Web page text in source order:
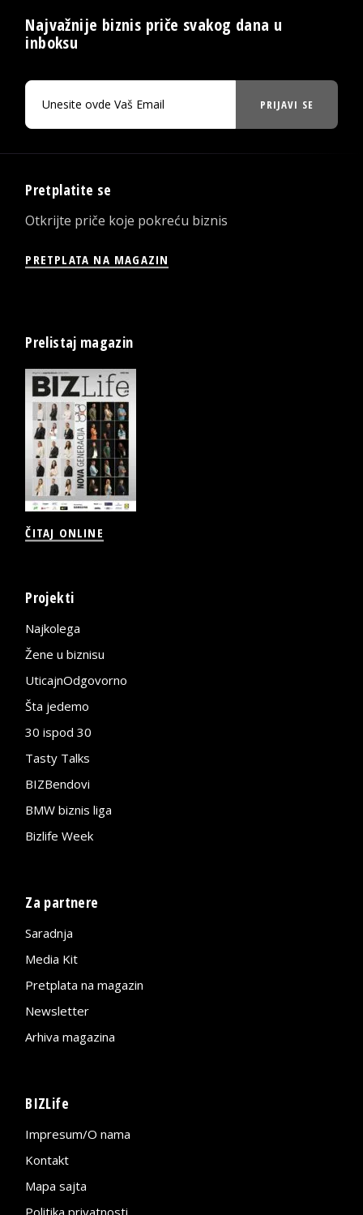
Najvažnije biznis priče svakog dana u
inboksu
PRIJAVI SE
Pretplatite se
Otkrijte priče koje pokreću biznis
PRETPLATA NA MAGAZIN
Prelistaj magazin
ČITAJ ONLINE
Projekti
Najkolega
Žene u biznisu
UticajnOdgovorno
Šta jedemo
30 ispod 30
Tasty Talks
BIZBendovi
BMW biznis liga
Bizlife Week
Za partnere
Saradnja
Media Kit
Pretplata na magazin
Newsletter
Arhiva magazina
BIZLife
Impresum/O nama
Kontakt
Mapa sajta
Politika privatnosti